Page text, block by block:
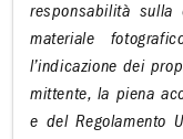
responsabilità sulla
materiale
l’indicazione dei
mittente, la piena
e del Regolamento